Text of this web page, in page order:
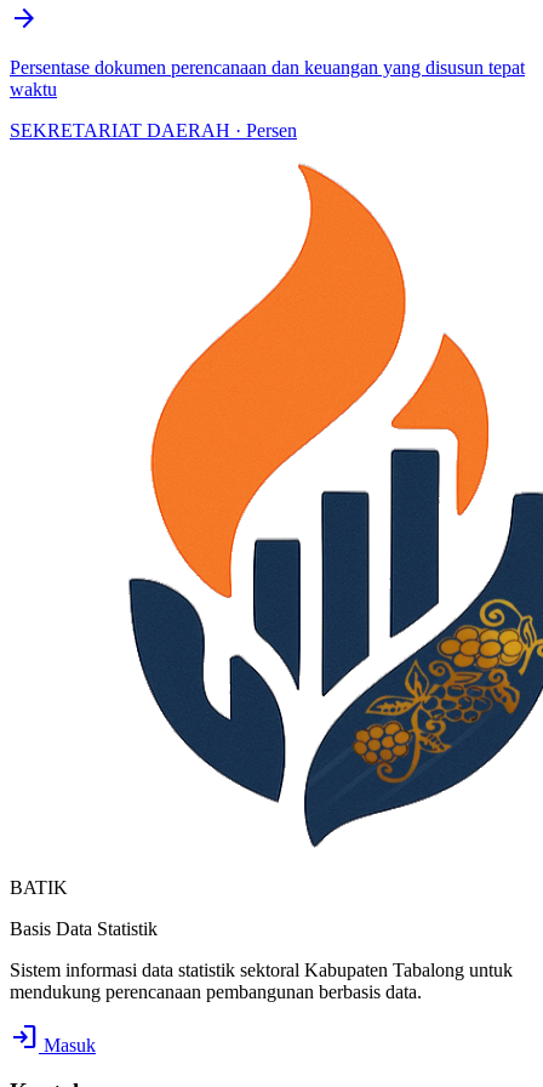
arrow_forward
Persentase dokumen perencanaan dan keuangan yang disusun tepat
waktu
SEKRETARIAT DAERAH · Persen
BATIK
Basis Data Statistik
Sistem informasi data statistik sektoral Kabupaten Tabalong untuk
mendukung perencanaan pembangunan berbasis data.
login Masuk